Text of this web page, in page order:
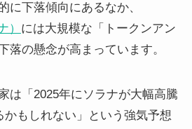
に下落傾向にあるなか、
） には大規模な「トークンアン
落の懸念が高まっています。
は「2025年にソラナが大幅高騰
かもしれない」という強気予想